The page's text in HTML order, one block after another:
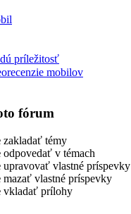
príležitosť
mobilov
fórum
zakladať témy
odpovedať v témach
upravovať vlastné príspevky
mazať vlastné príspevky
vkladať prílohy